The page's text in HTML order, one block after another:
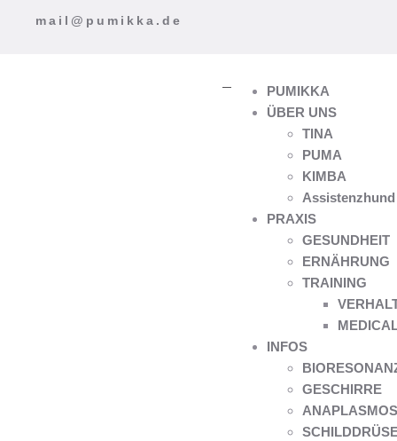
mail@pumikka.de
PUMIKKA
ÜBER UNS
TINA
PUMA
KIMBA
Assistenzhund
PRAXIS
GESUNDHEIT
ERNÄHRUNG
TRAINING
INFOS
GESCHIRRE